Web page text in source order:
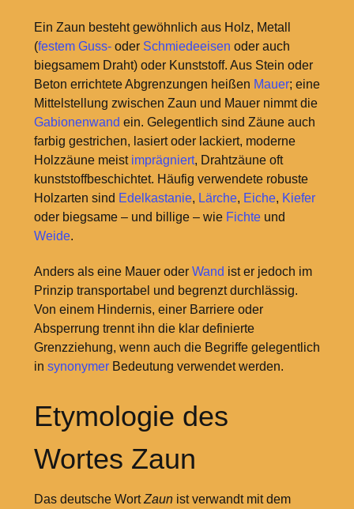
Ein Zaun besteht gewöhnlich aus Holz, Metall
(festem Guss-oder Schmiedeeisen oder auch
biegsamem Draht) oder Kunststoff. Aus Stein oder
Beton errichtete Abgrenzungen heißen Mauer; eine
Mittelstellung zwischen Zaun und Mauer nimmt die
Gabionenwand ein. Gelegentlich sind Zäune auch
farbig gestrichen, lasiert oder lackiert, moderne
Holzzäune meist imprägniert, Drahtzäune oft
kunststoffbeschichtet. Häufig verwendete robuste
Holzarten sind Edelkastanie, Lärche, Eiche, Kiefer
oder biegsame – und billige – wie Fichteund
Weide.
Anders als eine Mauer oder Wand ist er jedoch im
Prinzip transportabel und begrenzt durchlässig.
Von einem Hindernis, einer Barriere oder
Absperrung trennt ihn die klar definierte
Grenzziehung, wenn auch die Begriffe gelegentlich
in synonymerBedeutung verwendet werden.
Etymologie des
Wortes Zaun
Das deutsche WortZaunist verwandt mit dem